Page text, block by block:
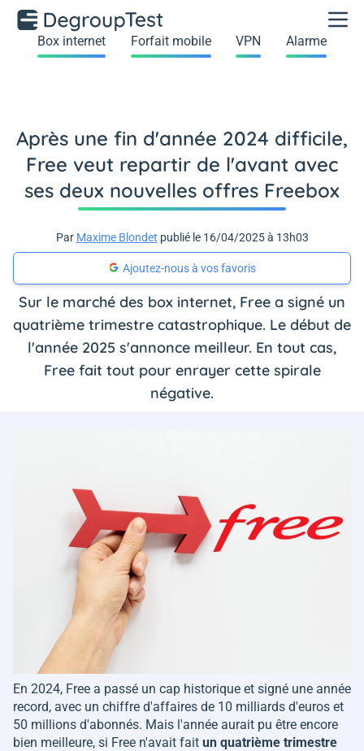
Box internet Forfait mobile VPN Alarme
Après une fin d'année 2024 difficile,
Free veut repartir de l'avant avec
ses deux nouvelles offres Freebox
Par Maxime Blondet publié le 16/04/2025 à 13h03
Ajoutez-nous à vos favoris
Sur le marché des box internet, Free a signé un
quatrième trimestre catastrophique. Le début de
l'année 2025 s'annonce meilleur. En tout cas,
Free fait tout pour enrayer cette spirale
négative.
En 2024, Free a passé un cap historique et signé une année
record, avec un chiffre d'affaires de 10 milliards d'euros et
50 millions d'abonnés. Mais l'année aurait pu être encore
bien meilleure, si Free n'avait fait un quatrième trimestre